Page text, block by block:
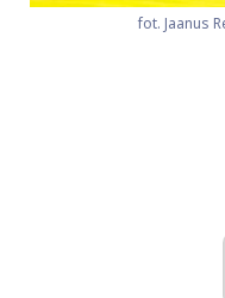
fot. Jaanus